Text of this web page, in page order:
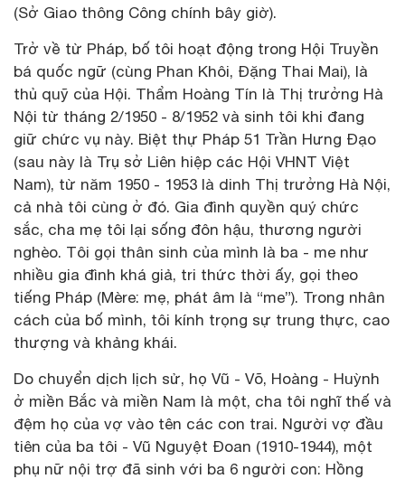
(Sở Giao thông Công chính bây giờ).
Trở về từ Pháp, bố tôi hoạt động trong Hội Truyền
bá quốc ngữ (cùng Phan Khôi, Đặng Thai Mai), là
thủ quỹ của Hội. Thẩm Hoàng Tín là Thị trưởng Hà
Nội từ tháng 2/1950 - 8/1952 và sinh tôi khi đang
giữ chức vụ này. Biệt thự Pháp 51 Trần Hưng Đạo
(sau này là Trụ sở Liên hiệp các Hội VHNT Việt
Nam), từ năm 1950 - 1953 là dinh Thị trưởng Hà Nội,
cả nhà tôi cùng ở đó. Gia đình quyền quý chức
sắc, cha mẹ tôi lại sống đôn hậu, thương người
nghèo. Tôi gọi thân sinh của mình là ba - me như
nhiều gia đình khá giả, tri thức thời ấy, gọi theo
tiếng Pháp (Mère: mẹ, phát âm là “me”). Trong nhân
cách của bố mình, tôi kính trọng sự trung thực, cao
thượng và khảng khái.
Do chuyển dịch lịch sử, họ Vũ - Võ, Hoàng - Huỳnh
ở miền Bắc và miền Nam là một, cha tôi nghĩ thế và
đệm họ của vợ vào tên các con trai. Người vợ đầu
tiên của ba tôi - Vũ Nguyệt Đoan (1910-1944), một
phụ nữ nội trợ đã sinh với ba 6 người con: Hồng